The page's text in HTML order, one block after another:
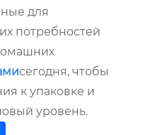
для
потребностей
сегодня, чтобы
к упаковке и
уровень.